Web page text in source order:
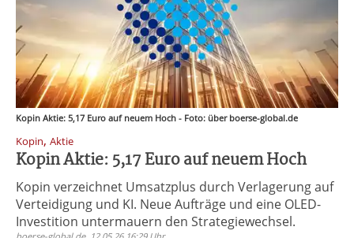
Kopin Aktie: 5,17 Euro auf neuem Hoch - Foto: über boerse-global.de
Kopin, Aktie
Kopin Aktie: 5,17 Euro auf neuem Hoch
Kopin verzeichnet Umsatzplus durch Verlagerung auf
Verteidigung und KI. Neue Aufträge und eine OLED-
Investition untermauern den Strategiewechsel.